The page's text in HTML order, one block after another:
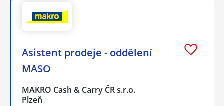
Asistent prodeje - oddělení
MASO
MAKRO Cash & Carry ČR s.r.o.
Plzeň